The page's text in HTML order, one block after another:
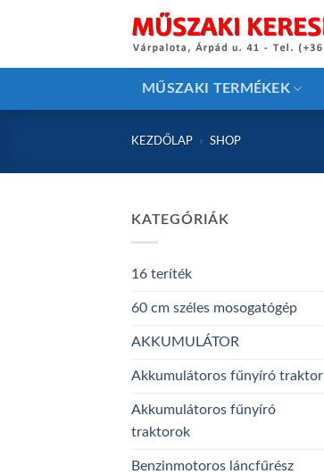
MŰSZAKI TERMÉKEK
KEZDŐLAP » SHOP
KATEGÓRIÁK
16 teríték
60 cm széles mosogatógép
AKKUMULÁTOR
Akkumulátoros fűnyíró traktor
Akkumulátoros fűnyíró
traktorok
Benzinmotoros láncfűrész